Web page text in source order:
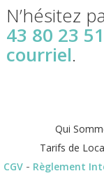
N’hésitez
43 80 23 51
courriel.
Qui
Tarifs de
CGV - Règlement